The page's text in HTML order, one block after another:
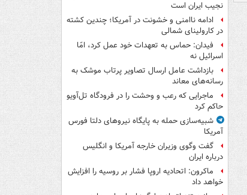
نجیب ایران است
ادامه ناامنی و خشونت در آمریکا؛ چندین کشته
در کارولینای شمالی
فیدان: حماس به تعهدات خود عمل کرد، امّا
اسرائیل نه
بازداشت عامل ارسال تصاویر پرتاب موشک به
رسانه‌های معاند
ماجرایی که رعب و وحشت را در فرودگاه تل‌آویو
حاکم کرد
شبیه‌سازی حمله به پایگاه نیروهای دلتا فورس
آمریکا
گفت وگوی وزیران خارجه آمریکا و انگلیس
درباره ایران
ماکرون: اتحادیه اروپا فشار بر روسیه را افزایش
خواهد داد